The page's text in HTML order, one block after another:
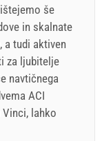
še
in skalnate
a tudi aktiven
za ljubitelje
navtičnega
ACI
lahko